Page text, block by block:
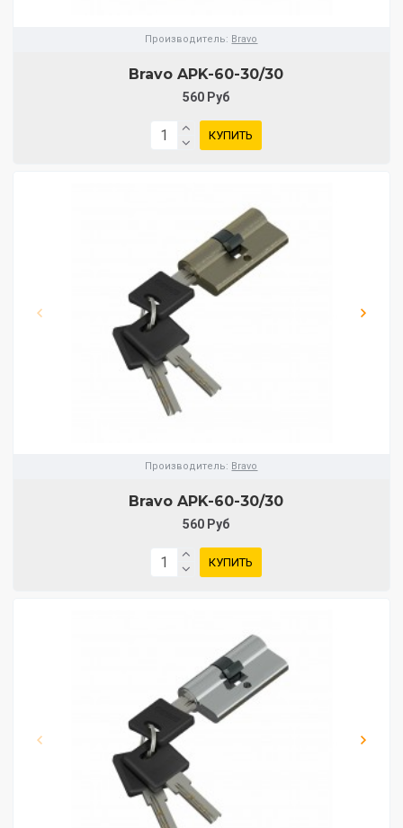
Производитель: Bravo
Bravo AРK-60-30/30
560 Руб
КУПИТЬ
Производитель: Bravo
Bravo AРK-60-30/30
560 Руб
КУПИТЬ